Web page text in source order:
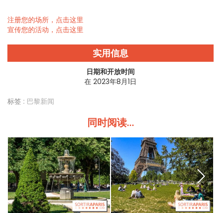
注册您的场所，点击这里
宣传您的活动，点击这里
实用信息
日期和开放时间
在 2023年8月1日
标签 : 巴黎新闻
同时阅读...